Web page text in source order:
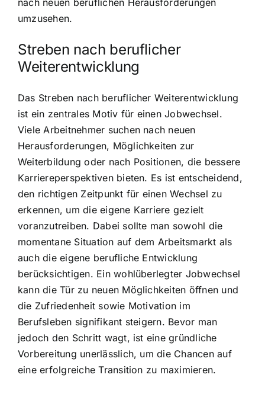
nach neuen beruflichen Herausforderungen
umzusehen.
Streben nach beruflicher
Weiterentwicklung
Das Streben nach beruflicher Weiterentwicklung
ist ein zentrales Motiv für einen Jobwechsel.
Viele Arbeitnehmer suchen nach neuen
Herausforderungen, Möglichkeiten zur
Weiterbildung oder nach Positionen, die bessere
Karriereperspektiven bieten. Es ist entscheidend,
den richtigen Zeitpunkt für einen Wechsel zu
erkennen, um die eigene Karriere gezielt
voranzutreiben. Dabei sollte man sowohl die
momentane Situation auf dem Arbeitsmarkt als
auch die eigene berufliche Entwicklung
berücksichtigen. Ein wohlüberlegter Jobwechsel
kann die Tür zu neuen Möglichkeiten öffnen und
die Zufriedenheit sowie Motivation im
Berufsleben signifikant steigern. Bevor man
jedoch den Schritt wagt, ist eine gründliche
Vorbereitung unerlässlich, um die Chancen auf
eine erfolgreiche Transition zu maximieren.